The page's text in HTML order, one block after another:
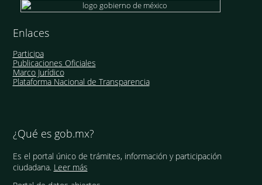
Enlaces
Participa
Publicaciones Oficiales
Marco Jurídico
Plataforma Nacional de Transparencia
¿Qué es gob.mx?
Es el portal único de trámites, información y participación
ciudadana. Leer más